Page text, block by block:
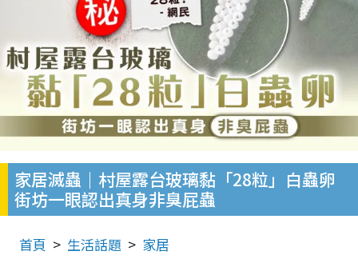
家居滅蟲｜村屋露台玻璃黏「28粒」白蟲卵
街坊一眼認出真身非臭屁蟲
首頁 生活話題 家居